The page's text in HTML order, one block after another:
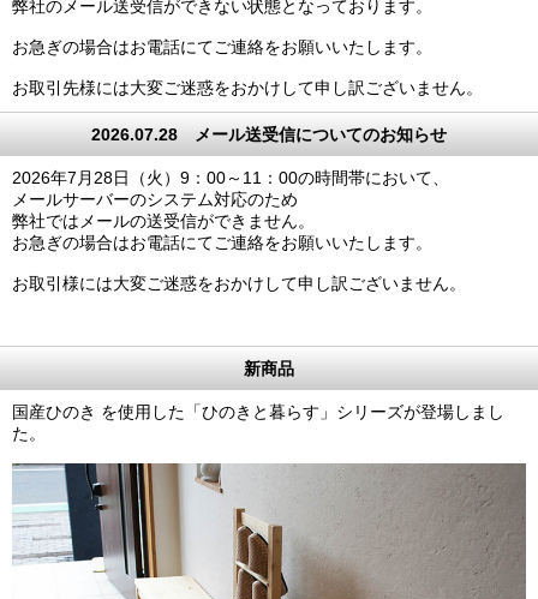
弊社のメール送受信ができない状態となっております。
お急ぎの場合はお電話にてご連絡をお願いいたします。
お取引先様には大変ご迷惑をおかけして申し訳ございません。
2026.07.28 メール送受信についてのお知らせ
2026年7月28日（火）9：00～11：00の時間帯において、
メールサーバーのシステム対応のため
弊社ではメールの送受信ができません。
お急ぎの場合はお電話にてご連絡をお願いいたします。
お取引様には大変ご迷惑をおかけして申し訳ございません。
新商品
国産ひのき を使用した「ひのきと暮らす」シリーズが登場しまし
た。